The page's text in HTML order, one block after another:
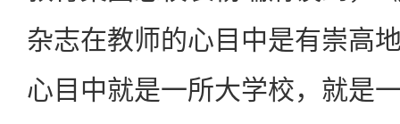
杂志在教师的心目中是有崇高
心目中就是一所大学校，就是